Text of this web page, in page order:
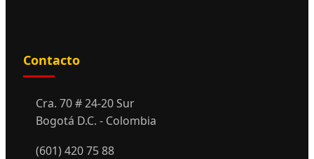
Contacto
Cra. 70 # 24-20 Sur
Bogotá D.C. - Colombia
(601) 420 75 88